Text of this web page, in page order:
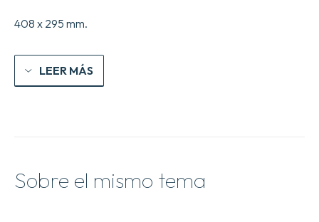
408 x 295 mm.
LEER MÁS
Sobre el mismo tema